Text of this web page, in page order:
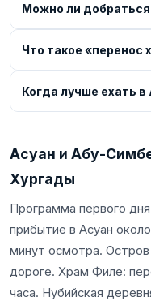
Можно ли
Что такое
Когда лучше ехать в
Асуан и Абу-
Хургады
Программа первого
прибытие в Асуан
минут осмотра.
дороге. Храм Филе:
часа. Нубийская